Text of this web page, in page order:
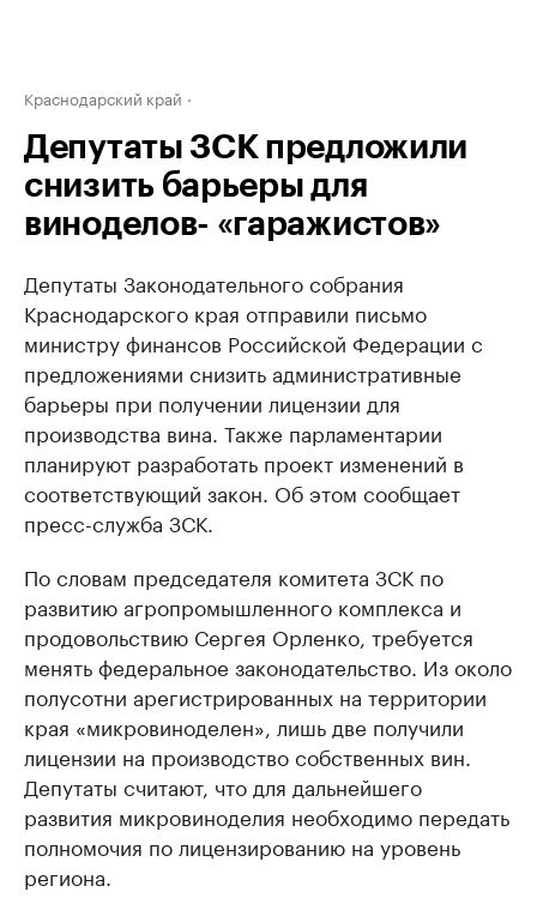
Краснодарский край
Депутаты ЗСК предложили
снизить барьеры для
виноделов- «гаражистов»
Депутаты Законодательного собрания
Краснодарского края отправили письмо
министру финансов Российской Федерации с
предложениями снизить административные
барьеры при получении лицензии для
производства вина. Также парламентарии
планируют разработать проект изменений в
соответствующий закон. Об этом сообщает
пресс-служба ЗСК.
По словам председателя комитета ЗСК по
развитию агропромышленного комплекса и
продовольствию Сергея Орленко, требуется
менять федеральное законодательство. Из около
полусотни арегистрированных на территории
края «микровиноделен», лишь две получили
лицензии на производство собственных вин.
Депутаты считают, что для дальнейшего
развития микровиноделия необходимо передать
полномочия по лицензированию на уровень
региона.